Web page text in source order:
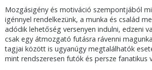
Mozgásigény és motiváció szempontjából
igénnyel rendelkezünk, a munka és család
adódik lehetőség versenyen indulni, edzeni
csak egy átmozgató futásra rávenni
tagjai között is ugyanúgy megtalálhatók
mint rendszeresen futók és persze fanatikus